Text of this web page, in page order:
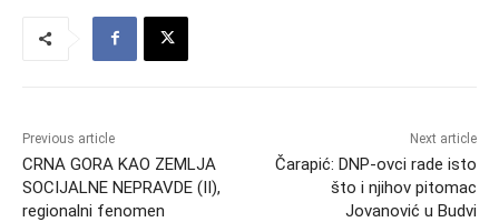
Previous article
CRNA GORA KAO ZEMLJA
SOCIJALNE NEPRAVDE (II),
regionalni fenomen
Next article
Čarapić: DNP-ovci rade isto
što i njihov pitomac
Jovanović u Budvi